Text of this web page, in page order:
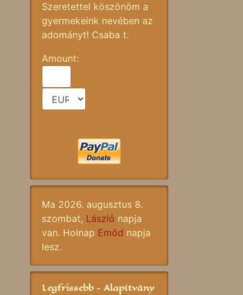
Szeretettel köszönöm a
gyermekeink nevében az
adományt! Csaba t.
Amount:
Ma 2026. augusztus 8.
szombat, László napja
van. Holnap Emőd napja
lesz.
Legfrissebb - Alapítvány